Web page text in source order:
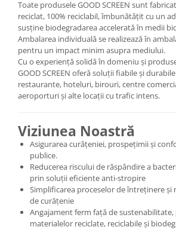
Toate produsele GOOD SCREEN sunt
reciclat, 100% reciclabil, îmbunătățit cu un
susține biodegradarea accelerată în medii
Ambalarea individuală se realizează în
pentru un impact minim asupra mediului.
Cu o experiență solidă în domeniu și
GOOD SCREEN oferă soluții fiabile și
restaurante, hoteluri, birouri, centre
aeroporturi și alte locații cu trafic intens.
Viziunea Noastră
Asigurarea curățeniei, prospețimii și
publice.
Reducerea riscului de răspândire a
prin soluții eficiente anti-stropire
Simplificarea proceselor de întreținere și
de curățenie
Angajament ferm față de
materialelor reciclate, reciclabile și